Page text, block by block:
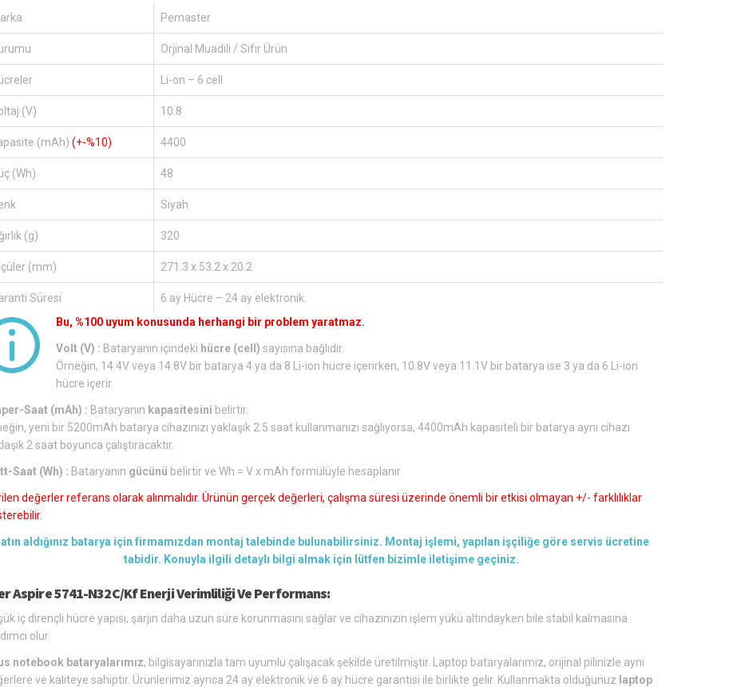
Pemaster
Orjinal Muadili / Sıfır Ürün
Li-on – 6 cell
(V) 10.8
(mAh) (+-%10) 4400
(Wh) 48
Siyah
(g) 320
(mm) 271.3 x 53.2 x 20.2
Süresi
6 ay Hücre – 24 ay elektronik.
Bu, %100 uyum konusunda herhangi bir problem yaratmaz.
Volt (V) : Bataryanın içindeki hücre (cell) sayısına bağlıdır.
Örneğin, 14.4V veya 14.8V bir batarya 4 ya da 8 Li-ion hücre içerirken, 10.8V veya 11.1V bir batarya ise 3 ya da 6 Li-ion
hücre içerir.
Saat (mAh) : Bataryanın kapasitesini belirtir.
yeni bir 5200mAh batarya cihazınızı yaklaşık 2.5 saat kullanmanızı sağlıyorsa, 4400mAh kapasiteli bir batarya aynı cihazı
2 saat boyunca çalıştıracaktır.
Saat (Wh) : Bataryanın gücünü belirtir ve Wh = V x mAh formülüyle hesaplanır
değerler referans olarak alınmalıdır. Ürünün gerçek değerleri, çalışma süresi üzerinde önemli bir etkisi olmayan +/- farklılıklar
aldığınız batarya için firmamızdan montaj talebinde bulunabilirsiniz. Montaj işlemi, yapılan işçiliğe göre servis ücretine
tabidir. Konuyla ilgili detaylı bilgi almak için lütfen bizimle iletişime geçiniz.
Aspire 5741-N32C/Kf Enerji Verimliliği Ve Performans:
iç dirençli hücre yapısı, şarjın daha uzun süre korunmasını sağlar ve cihazınızın işlem yükü altındayken bile stabil kalmasına
olur.
notebook bataryalarımız, bilgisayarınızla tam uyumlu çalışacak şekilde üretilmiştir. Laptop bataryalarımız, orijinal pilinizle aynı
ve kaliteye sahiptir. Ürünlerimiz ayrıca 24 ay elektronik ve 6 ay hücre garantisi ile birlikte gelir. Kullanmakta olduğunuz laptop